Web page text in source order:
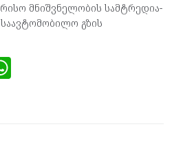
მნიშვნელობის სამტრედია-
გზის